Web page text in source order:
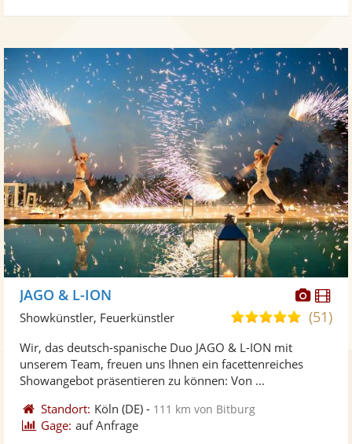
JAGO & L-ION
5,0(51)
Showkünstler, Feuerkünstler
Wir, das deutsch-spanische Duo JAGO & L-ION mit
unserem Team, freuen uns Ihnen ein facettenreiches
Showangebot präsentieren zu können: Von ...
Standort: Köln (DE) - 111 km von Bitburg
Gage: auf Anfrage